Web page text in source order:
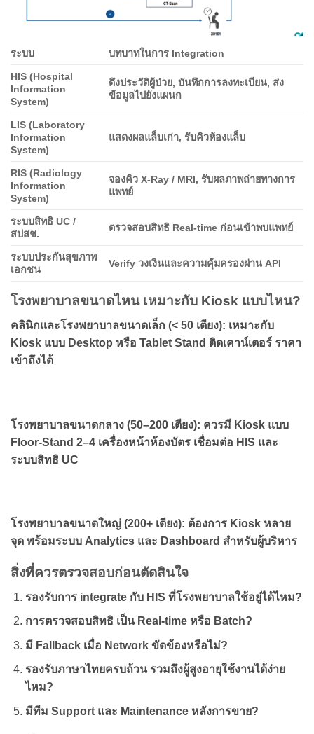
ระบบ บทบาทในการ Integration
HIS (Hospital
Information
System)
ดึงประวัติผู้ป่วย, บันทึกการลงทะเบียน, ส่ง
ข้อมูลไปยังแผนก
LIS (Laboratory
Information
System)
แสดงผลแล็บเก่า, รับคิวห้องแล็บ
RIS (Radiology
Information
System)
จองคิว X-Ray / MRI, รับผลภาพถ่ายทางการ
แพทย์
ระบบสิทธิ UC /
สปสช.
ตรวจสอบสิทธิ Real-time ก่อนเข้าพบแพทย์
ระบบประกันสุขภาพ
เอกชน
Verify วงเงินและความคุ้มครองผ่าน API
โรงพยาบาลขนาดไหน เหมาะกับ Kiosk แบบไหน?
คลินิกและโรงพยาบาลขนาดเล็ก (< 50 เตียง): เหมาะกับ
Kiosk แบบ Desktop หรือ Tablet Stand ติดเคาน์เตอร์ ราคา
เข้าถึงได้
โรงพยาบาลขนาดกลาง (50–200 เตียง): ควรมี Kiosk แบบ
Floor-Stand 2–4 เครื่องหน้าห้องบัตร เชื่อมต่อ HIS และ
ระบบสิทธิ UC
โรงพยาบาลขนาดใหญ่ (200+ เตียง): ต้องการ Kiosk หลาย
จุด พร้อมระบบ Analytics และ Dashboard สำหรับผู้บริหาร
สิ่งที่ควรตรวจสอบก่อนตัดสินใจ
รองรับการ integrate กับ HIS ที่โรงพยาบาลใช้อยู่ได้ไหม?
การตรวจสอบสิทธิ เป็น Real-time หรือ Batch?
มี Fallback เมื่อ Network ขัดข้องหรือไม่?
รองรับภาษาไทยครบถ้วน รวมถึงผู้สูงอายุใช้งานได้ง่าย
ไหม?
มีทีม Support และ Maintenance หลังการขาย?